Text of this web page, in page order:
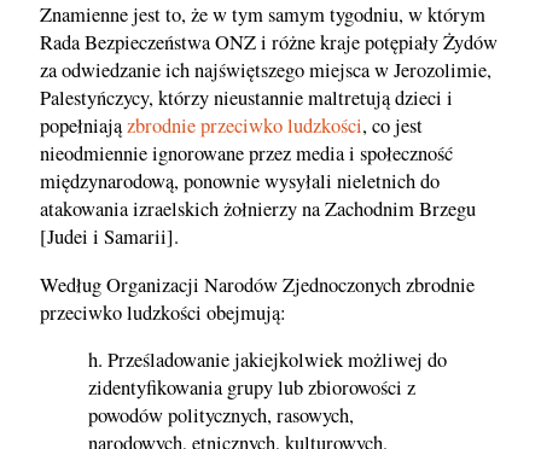
Znamienne jest to, że w tym samym tygodniu, w którym
Rada Bezpieczeństwa ONZ i różne kraje potępiały Żydów
za odwiedzanie ich najświętszego miejsca w Jerozolimie,
Palestyńczycy, którzy nieustannie maltretują dzieci i
popełniajązbrodnie przeciwko ludzkości, co jest
nieodmiennie ignorowane przez media i społeczność
międzynarodową, ponownie wysyłali nieletnich do
atakowania izraelskich żołnierzy na Zachodnim Brzegu
[Judei i Samarii].
Według Organizacji Narodów Zjednoczonych zbrodnie
przeciwko ludzkości obejmują:
h. Prześladowanie jakiejkolwiek możliwej do
zidentyfikowania grupy lub zbiorowości z
powodów politycznych, rasowych,
narodowych, etnicznych, kulturowych,